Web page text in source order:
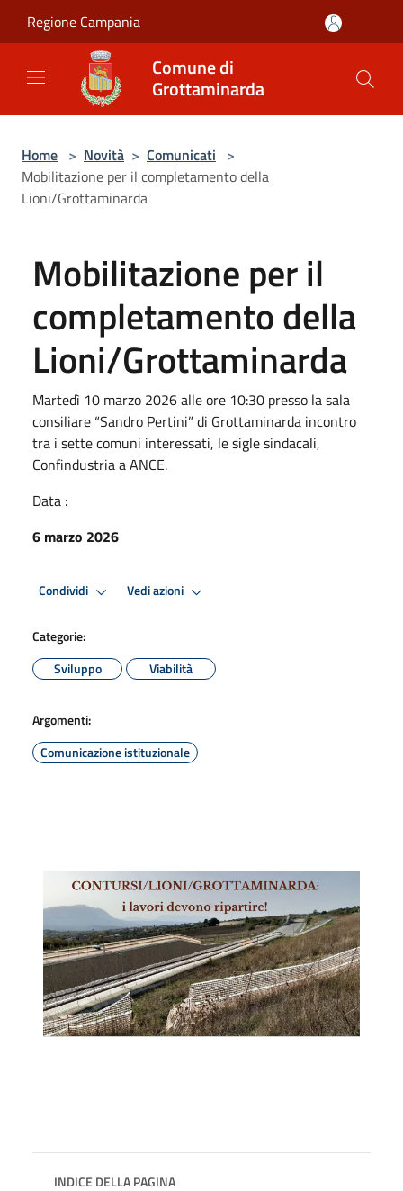
Regione Campania
Comune di
Grottaminarda
Home > Novità > Comunicati >
Mobilitazione per il completamento della
Lioni/Grottaminarda
Mobilitazione per il
completamento della
Lioni/Grottaminarda
Martedì 10 marzo 2026 alle ore 10:30 presso la sala
consiliare “Sandro Pertini” di Grottaminarda incontro
tra i sette comuni interessati, le sigle sindacali,
Confindustria a ANCE.
Data :
6 marzo 2026
Condividi Vedi azioni
Categorie:
Sviluppo
Viabilità
Argomenti:
Comunicazione istituzionale
INDICE DELLA PAGINA